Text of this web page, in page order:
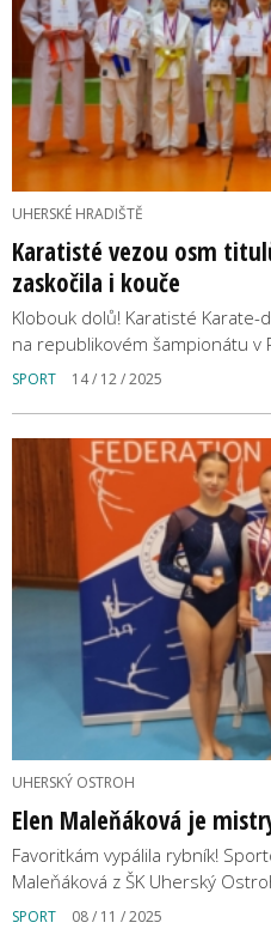
UHERSKÉ HRADIŠTĚ
Karatisté vezou osm
zaskočila i kouče
Klobouk dolů! Karatisté Karate-
na republikovém šampionátu v
SPORT 14 / 12 / 2025
UHERSKÝ OSTROH
Elen Maleňáková je
Favoritkám vypálila rybník!
Maleňáková z ŠK Uherský
SPORT 08 / 11 / 2025